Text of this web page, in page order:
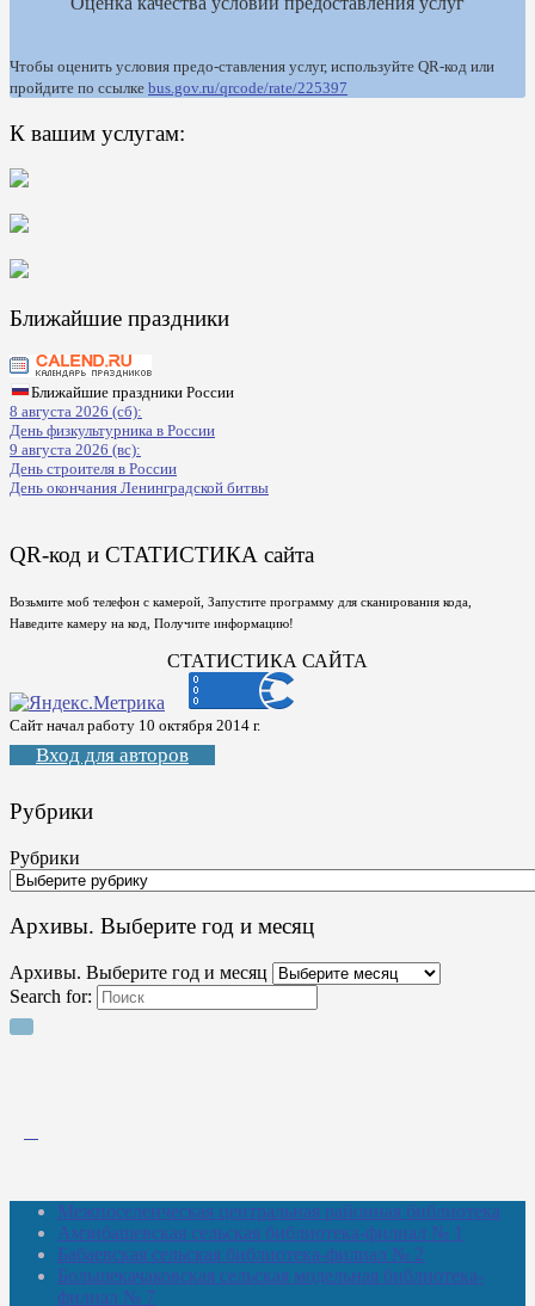
Чтобы оценить условия предо-ставления услуг, используйте QR-код или
пройдите по ссылке bus.gov.ru/qrcode/rate/225397
К вашим услугам:
Ближайшие праздники
Ближайшие праздники России
8 августа 2026 (сб):
День физкультурника в России
9 августа 2026 (вс):
День строителя в России
День окончания Ленинградской битвы
QR-код и СТАТИСТИКА сайта
Возьмите моб телефон с камерой, Запустите программу для сканирования кода,
Наведите камеру на код, Получите информацию!
СТАТИСТИКА САЙТА
Сайт начал работу 10 октября 2014 г.
Вход для авторов
Рубрики
Рубрики
Архивы. Выберите год и месяц
Архивы. Выберите год и месяц
Search for:
Межпоселенческая центральная районная библиотека
Амзибашевская сельская библиотека-филиал № 1
Бабаевская сельская библиотека-филиал № 2
Большекачаковская сельская модельная библиотека-
филиал № 7